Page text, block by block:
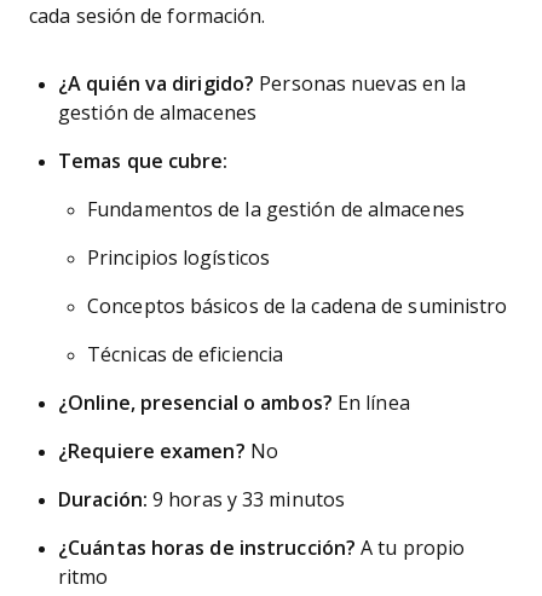
cada sesión de formación.
¿A quién va dirigido? Personas nuevas en la
gestión de almacenes
Temas que cubre:
Fundamentos de la gestión de almacenes
Principios logísticos
Conceptos básicos de la cadena de suministro
Técnicas de eficiencia
¿Online, presencial o ambos? En línea
¿Requiere examen? No
Duración: 9 horas y 33 minutos
¿Cuántas horas de instrucción? A tu propio
ritmo